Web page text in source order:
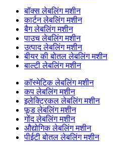
बॉक्स लेबलिंग मशीन
कार्टन लेबलिंग मशीन
बैग लेबलिंग मशीन
पाउच लेबलिंग मशीन
उत्पाद लेबलिंग मशीन
बीयर की बोतल लेबलिंग मशीन
बाल्टी लेबलिंग मशीन
कॉस्मेटिक लेबलिंग मशीन
कप लेबलिंग मशीन
इलेक्ट्रिकल लेबलिंग मशीन
फूड लेबलिंग मशीन
गोंद लेबलिंग मशीन
औद्योगिक लेबलिंग मशीन
पीईटी बोतल लेबलिंग मशीन